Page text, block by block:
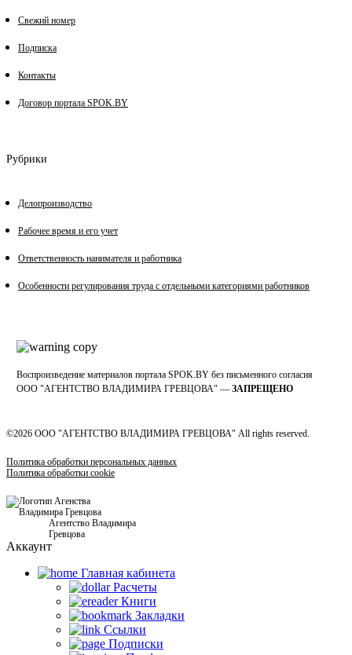
Свежий номер
Подписка
Контакты
Договор портала SPOK.BY
Рубрики
Делопроизводство
Рабочее время и его учет
Ответственность нанимателя и работника
Особенности регулирования труда с отдельными категориями работников
Воспроизведение материалов портала SPOK.BY без письменного согласия
OOO "АГЕНТСТВО ВЛАДИМИРА ГРЕВЦОВА" — ЗАПРЕЩЕНО
©2026 ООО "АГЕНТСТВО ВЛАДИМИРА ГРЕВЦОВА" All rights reserved.
Политика обработки персональных данных
Политика обработки cookie
Агентство Владимира
Гревцова
Аккаунт
Главная кабинетa
Расчеты
Книги
Закладки
Ссылки
Подписки